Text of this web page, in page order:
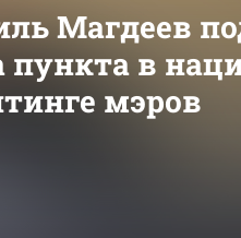
Магдеев
пункта в
мэров